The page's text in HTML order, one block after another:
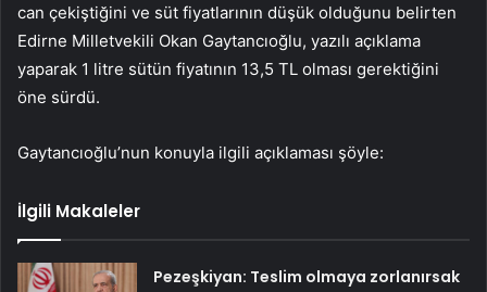
can çekiştiğini ve süt fiyatlarının düşük olduğunu belirten
Edirne Milletvekili Okan Gaytancıoğlu, yazılı açıklama
yaparak 1 litre sütün fiyatının 13,5 TL olması gerektiğini
öne sürdü.
Gaytancıoğlu’nun konuyla ilgili açıklaması şöyle:
İlgili Makaleler
Pezeşkiyan: Teslim olmaya zorlanırsak